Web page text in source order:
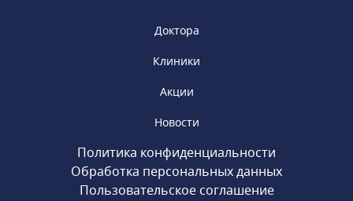
Доктора
Клиники
Акции
Новости
Политика конфиденциальности
Обработка персональных данных
Пользовательское соглашение